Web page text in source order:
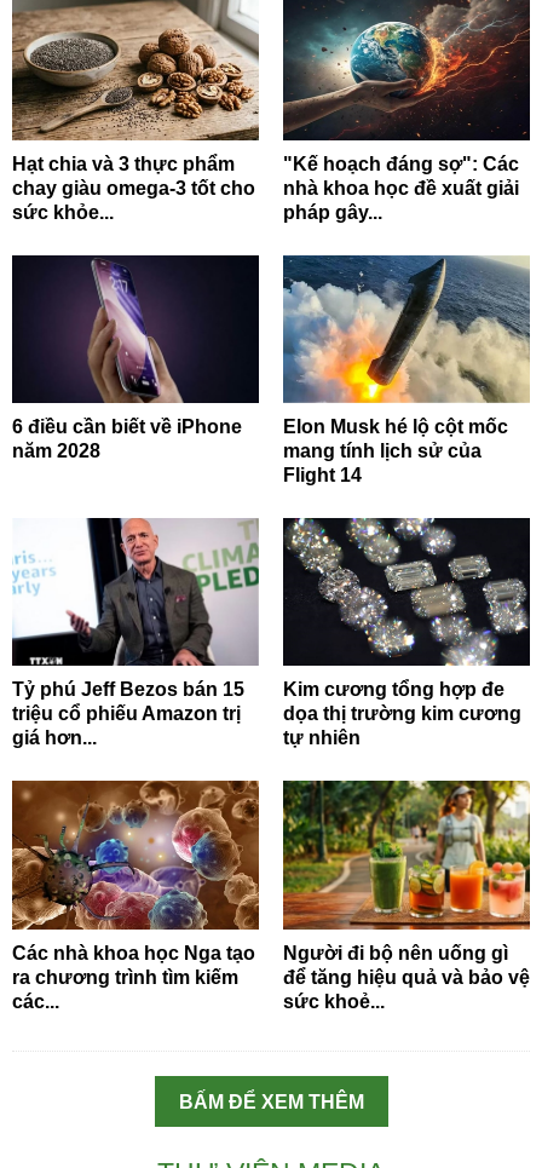
Hạt chia và 3 thực phẩm
chay giàu omega-3 tốt cho
sức khỏe...
"Kế hoạch đáng sợ": Các
nhà khoa học đề xuất giải
pháp gây...
6 điều cần biết về iPhone
năm 2028
Elon Musk hé lộ cột mốc
mang tính lịch sử của
Flight 14
Tỷ phú Jeff Bezos bán 15
triệu cổ phiếu Amazon trị
giá hơn...
Kim cương tổng hợp đe
dọa thị trường kim cương
tự nhiên
Các nhà khoa học Nga tạo
ra chương trình tìm kiếm
các...
Người đi bộ nên uống gì
để tăng hiệu quả và bảo vệ
sức khoẻ...
BẤM ĐỂ XEM THÊM